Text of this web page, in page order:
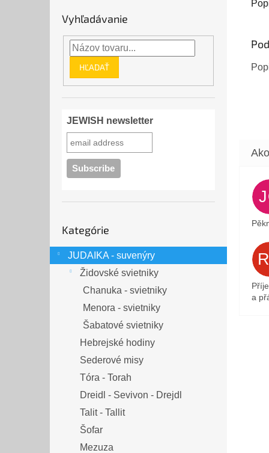
Vyhľadávanie
HĽADAŤ
JEWISH newsletter
kategórie
Kategórie
JUDAIKA - suvenýry
Židovské svietniky
Chanuka - svietniky
Menora - svietniky
Šabatové svietniky
Hebrejské hodiny
Sederové misy
Tóra - Torah
Dreidl - Sevivon - Drejdl
Talit - Tallit
Šofar
Mezuza
a